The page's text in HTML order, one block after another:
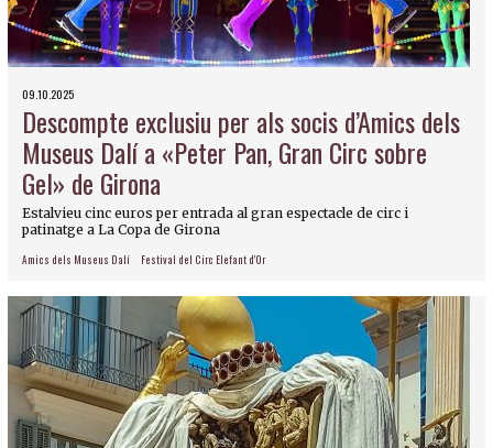
09.10.2025
Descompte exclusiu per als socis d’Amics dels
Museus Dalí a «Peter Pan, Gran Circ sobre
Gel» de Girona
Estalvieu cinc euros per entrada al gran espectacle de circ i
patinatge a La Copa de Girona
Amics dels Museus Dalí Festival del Circ Elefant d'Or